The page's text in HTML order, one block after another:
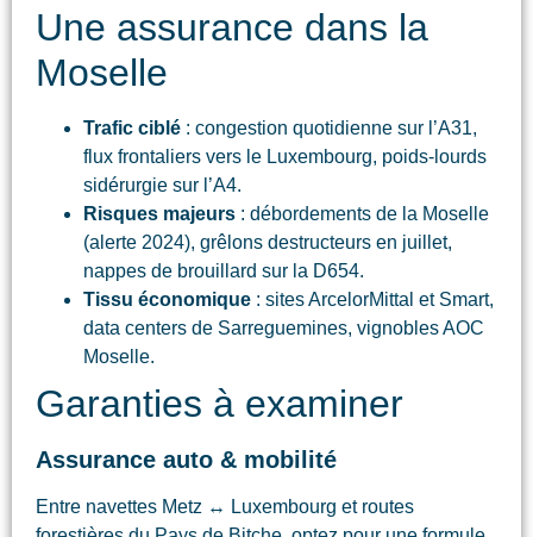
Une assurance dans la
Moselle
Trafic ciblé : congestion quotidienne sur l’A31,
flux frontaliers vers le Luxembourg, poids-lourds
sidérurgie sur l’A4.
Risques majeurs : débordements de la Moselle
(alerte 2024), grêlons destructeurs en juillet,
nappes de brouillard sur la D654.
Tissu économique : sites ArcelorMittal et Smart,
data centers de Sarreguemines, vignobles AOC
Moselle.
Garanties à examiner
Assurance auto & mobilité
Entre navettes Metz ↔ Luxembourg et routes